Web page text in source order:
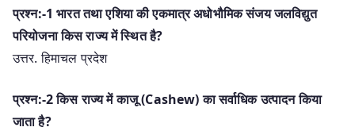
प्रश्न:-1 भारत तथा एशिया की एकमात्र अधोभौमिक संजय जलविद्युत
परियोजना किस राज्य में स्थित है?
उत्तर. हिमाचल प्रदेश
प्रश्न:-2 किस राज्य में काजू (Cashew) का सर्वाधिक उत्पादन किया
जाता है?